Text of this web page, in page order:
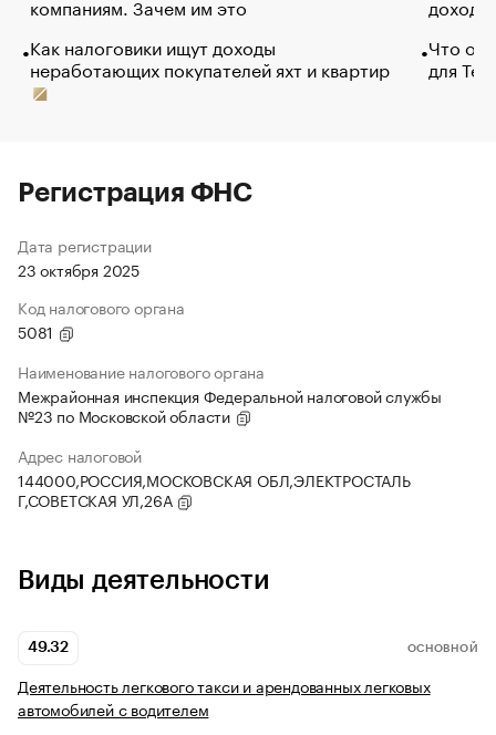
компаниям. Зачем им это
Как налоговики ищут доходы
неработающих покупателей яхт и квартир
Что
для
Регистрация ФНС
Дата регистрации
23 октября 2025
Код налогового органа
5081
Наименование налогового органа
Межрайонная инспекция Федеральной налоговой службы
№23 по Московской области
Адрес налоговой
144000,РОССИЯ,МОСКОВСКАЯ ОБЛ,ЭЛЕКТРОСТАЛЬ
Г,СОВЕТСКАЯ УЛ,26А
Виды деятельности
49.32 ОСНОВНОЙ
Деятельность легкового такси и арендованных легковых
автомобилей с водителем